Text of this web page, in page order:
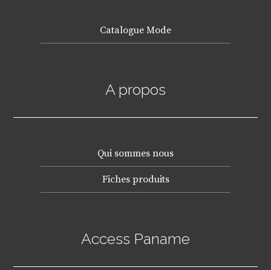
Catalogue Mode
A propos
Qui sommes nous
Fiches produits
Access Paname